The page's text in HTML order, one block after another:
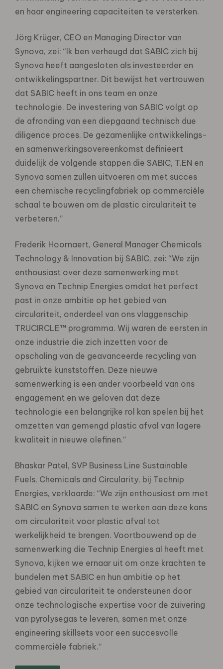
en haar engineering capaciteiten te versterken.
Jörg Krüger, CEO en Managing Director van
Synova, zei: “Ik ben verheugd dat SABIC zich bij
Synova heeft aangesloten als investeerder en
ontwikkelingspartner. Dit bewijst het vertrouwen
dat SABIC heeft in ons team en onze
technologie. De investering van SABIC volgt op
de afronding van een diepgaand technisch due
diligence proces. De gezamenlijke ontwikkelings-
en samenwerkingsovereenkomst definieert
duidelijk de volgende stappen die SABIC, T.EN en
Synova samen zullen uitvoeren om met succes
een chemische recyclingfabriek op commerciële
schaal te bouwen om de plastic circulariteit te
verbeteren.”
Frederik Hoornaert, General Manager Chemicals
Technology & Innovation bij SABIC, zei: “We zijn
enthousiast over deze samenwerking met
Synova en Technip Energies omdat het perfect
past in onze ambitie op het gebied van
circulariteit, onderdeel van ons vlaggenschip
TRUCIRCLE™ programma. Wij waren de eersten in
onze industrie die zich inzetten voor de
opschaling van de geavanceerde recycling van
gebruikte kunststoffen. Deze nieuwe
samenwerking is een ander voorbeeld van ons
engagement en we geloven dat deze
technologie een belangrijke rol kan spelen bij het
omzetten van gemengd plastic afval van lagere
kwaliteit in nieuwe olefinen.”
Bhaskar Patel, SVP Business Line Sustainable
Fuels, Chemicals and Circularity, bij Technip
Energies, verklaarde: “We zijn enthousiast om met
SABIC en Synova samen te werken aan deze kans
om circulariteit voor plastic afval tot
werkelijkheid te brengen. Voortbouwend op de
samenwerking die Technip Energies al heeft met
Synova, kijken we ernaar uit om onze krachten te
bundelen met SABIC en hun ambitie op het
gebied van circulariteit te ondersteunen door
onze technologische expertise voor de zuivering
van pyrolysegas te leveren, samen met onze
engineering skillsets voor een succesvolle
commerciële fabriek.”